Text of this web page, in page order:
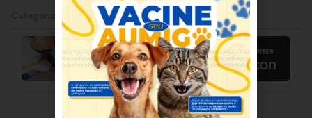
BHAZ